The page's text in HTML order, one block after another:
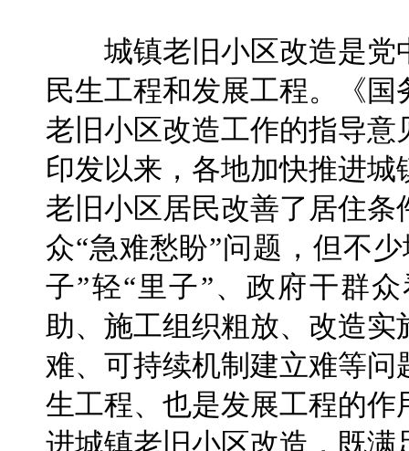
城镇老旧小区改造是党
民生工程和发展工程。《
老旧小区改造工作的指导意
印发以来，各地加快推进
老旧小区居民改善了居住
众“急难愁盼”问题，但不
子”轻“里子”、政府干群
助、施工组织粗放、改造
难、可持续机制建立难等
生工程、也是发展工程的
进城镇老旧小区改造，既